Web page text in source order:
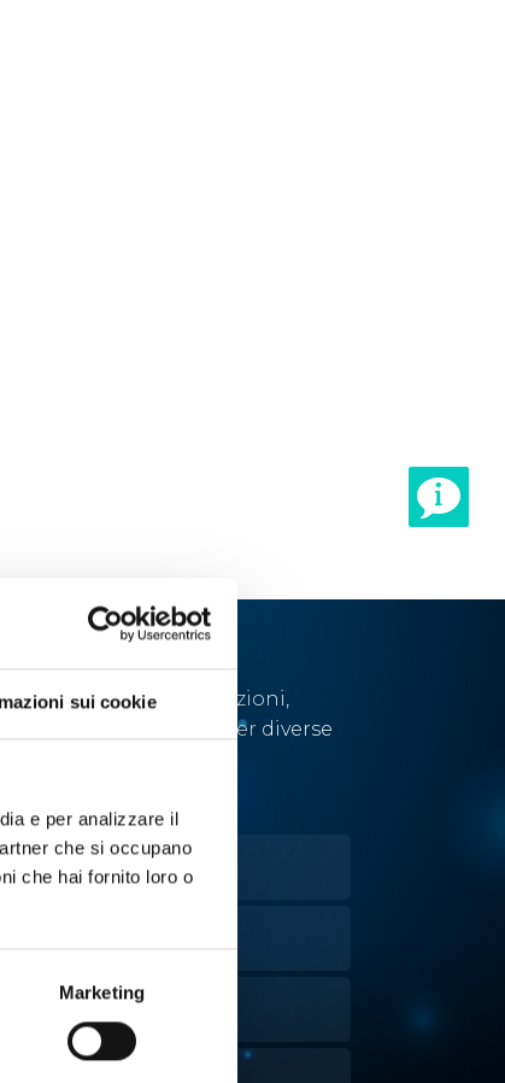
sui cookie
e per analizzare il
che si occupano
che hai fornito loro o
Marketing
sviluppato soluzioni,
e strumenti per diverse
CELLULARI
LIQUIDI